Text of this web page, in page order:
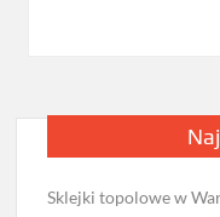
Sklejki topolowe w